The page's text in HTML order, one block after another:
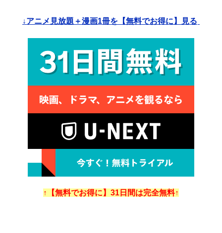
↓アニメ見放題＋漫画1冊を【無料でお得に】見る
↑【無料でお得に】31日間は完全無料↑